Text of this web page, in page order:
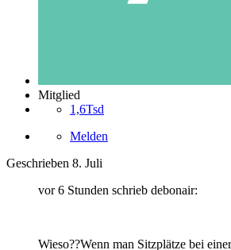
Mitglied
1,6Tsd
Melden
Geschrieben 8. Juli
vor 6 Stunden schrieb debonair:
Wieso??Wenn man Sitzplätze bei